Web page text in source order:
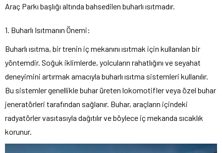
Araç Parkı başlığı altında bahsedilen buharlı ısıtmadır.
1. Buharlı Isıtmanın Önemi:
Buharlı ısıtma, bir trenin iç mekanını ısıtmak için kullanılan bir
yöntemdir. Soğuk iklimlerde, yolcuların rahatlığını ve seyahat
deneyimini artırmak amacıyla buharlı ısıtma sistemleri kullanılır.
Bu sistemler genellikle buhar üreten lokomotifler veya özel buhar
jeneratörleri tarafından sağlanır. Buhar, araçların içindeki
radyatörler vasıtasıyla dağıtılır ve böylece iç mekanda sıcaklık
korunur.